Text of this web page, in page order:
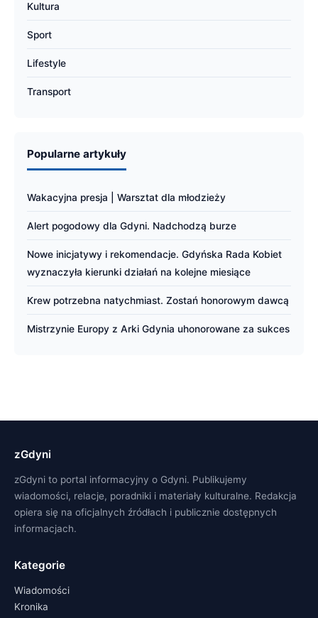
Kultura
Sport
Lifestyle
Transport
Popularne artykuły
Wakacyjna presja | Warsztat dla młodzieży
Alert pogodowy dla Gdyni. Nadchodzą burze
Nowe inicjatywy i rekomendacje. Gdyńska Rada Kobiet
wyznaczyła kierunki działań na kolejne miesiące
Krew potrzebna natychmiast. Zostań honorowym dawcą
Mistrzynie Europy z Arki Gdynia uhonorowane za sukces
zGdyni
zGdyni to portal informacyjny o Gdyni. Publikujemy
wiadomości, relacje, poradniki i materiały kulturalne. Redakcja
opiera się na oficjalnych źródłach i publicznie dostępnych
informacjach.
Kategorie
Wiadomości
Kronika